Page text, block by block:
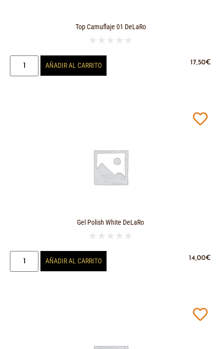
Top Camuflaje 01 DeLaRo
★ ★ ★ ★ ★
17,50€
AÑADIR AL CARRITO
Gel Polish White DeLaRo
★ ★ ★ ★ ★
14,00€
AÑADIR AL CARRITO